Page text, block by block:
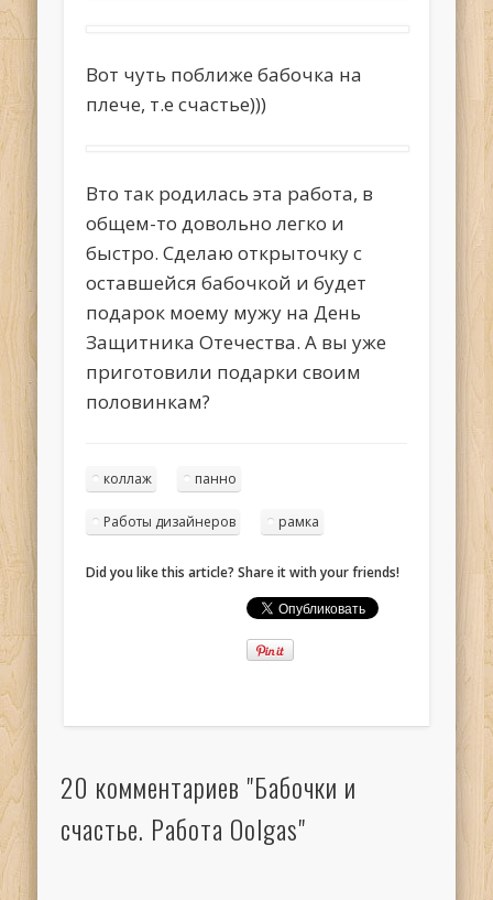
Вот чуть поближе бабочка на
плече, т.е счастье)))
Вто так родилась эта работа, в
общем-то довольно легко и
быстро. Сделаю открыточку с
оставшейся бабочкой и будет
подарок моему мужу на День
Защитника Отечества. А вы уже
приготовили подарки своим
половинкам?
коллаж панно
Работы дизайнеров рамка
Did you like this article? Share it with your friends!
20 комментариев "Бабочки и
счастье. Работа Oolgas"